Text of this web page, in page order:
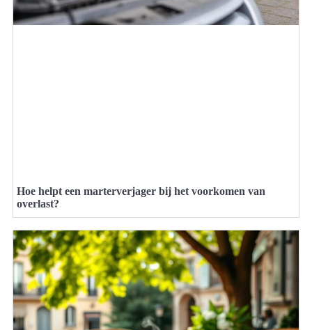
Hoe helpt een marterverjager bij het voorkomen van
overlast?